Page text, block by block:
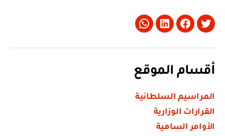
Twitter
Facebook
LinkedIn
Whatsapp
أقسام الموقع
المراسيم السلطانية
القرارات الوزارية
الأوامر السامية